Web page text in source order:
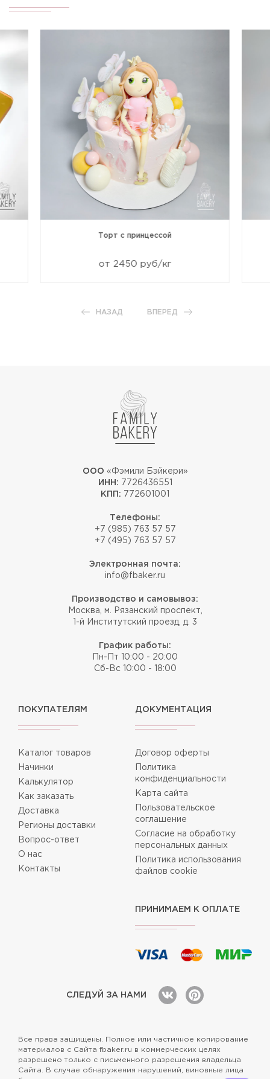
Торт с принцессой
от 2450 руб/кг
НАЗАД ВПЕРЕД
ООО «Фэмили Бэйкери»
ИНН: 7726436551
КПП: 772601001
Телефоны:
+7 (985) 763 57 57
+7 (495) 763 57 57
Электронная почта:
info@fbaker.ru
Производство и самовывоз:
Москва, м. Рязанский проспект,
1-й Институтский проезд, д. 3
График работы:
Пн-Пт 10:00 - 20:00
Сб-Вс 10:00 - 18:00
ПОКУПАТЕЛЯМ
Каталог товаров
Начинки
Калькулятор
Как заказать
Доставка
Регионы доставки
Вопрос-ответ
О нас
Контакты
ДОКУМЕНТАЦИЯ
Договор оферты
Политика
конфиденциальности
Карта сайта
Пользовательское
соглашение
Согласие на обработку
персональных данных
Политика использования
файлов cookie
ПРИНИМАЕМ К ОПЛАТЕ
СЛЕДУЙ ЗА НАМИ
Все права защищены. Полное или частичное копирование
материалов с Сайта fbaker.ru в коммерческих целях
разрешено только с письменного разрешения владельца
Сайта. В случае обнаружения нарушений, виновные лица